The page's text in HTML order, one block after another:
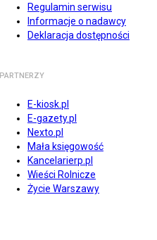
Regulamin serwisu
Informacje o nadawcy
Deklaracja dostępności
PARTNERZY
E-kiosk.pl
E-gazety.pl
Nexto.pl
Mała księgowość
Kancelarierp.pl
Wieści Rolnicze
Życie Warszawy